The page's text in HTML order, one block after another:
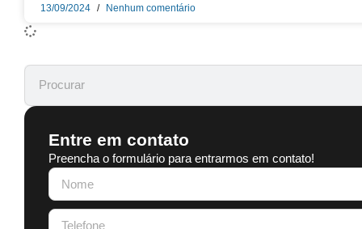
13/09/2024 Nenhum comentário
Entre em contato
Preencha o formulário para entrarmos em contato!